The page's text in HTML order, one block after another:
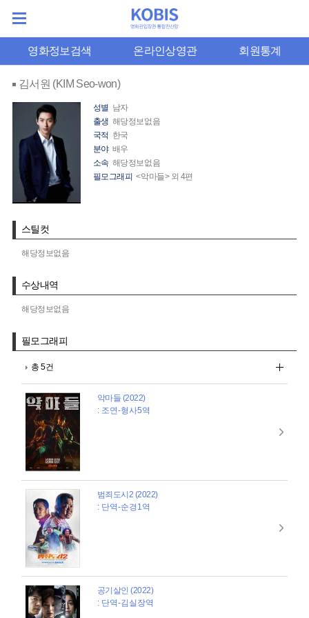
영화정보검색 온라인상영관 회원통계
김서원 (KIM Seo-won)
성별 남자
출생 해당정보없음
국적 한국
분야 배우
소속 해당정보없음
필모그래피 <악마들> 외 4편
스틸컷
해당정보없음
수상내역
해당정보없음
필모그래피
총 5건
악마들 (2022)
: 조연-형사5역
범죄도시2 (2022)
: 단역-순경1역
공기살인 (2022)
: 단역-김실장역